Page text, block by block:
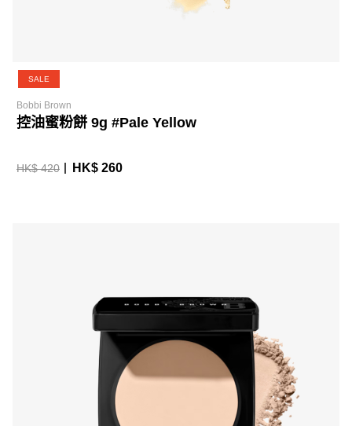
SALE
Bobbi Brown
控油蜜粉餅 9g #Pale Yellow
HK$ 420 HK$ 260